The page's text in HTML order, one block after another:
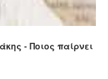
- Ποιος παίρνει